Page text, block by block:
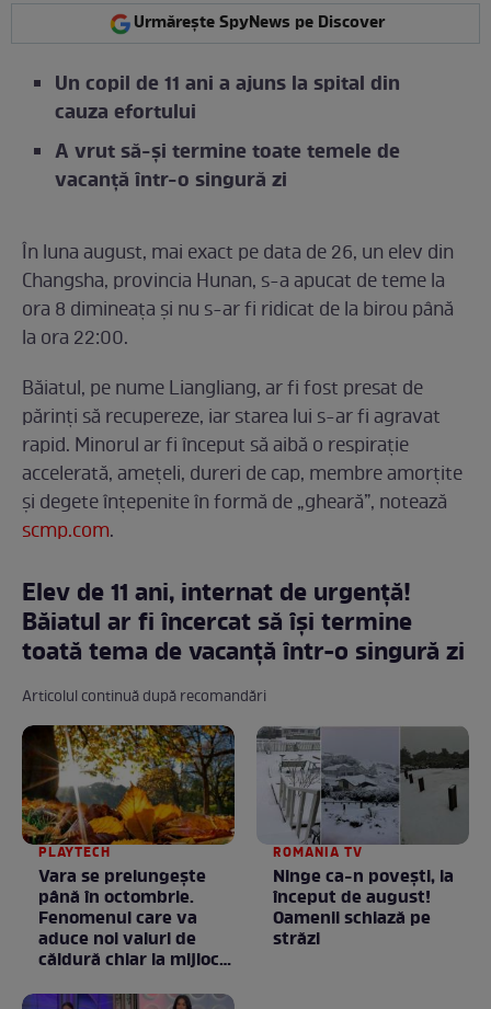
Urmărește SpyNews pe Discover
Un copil de 11 ani a ajuns la spital din
cauza efortului
A vrut să-și termine toate temele de
vacanță într-o singură zi
În luna august, mai exact pe data de 26, un elev din
Changsha, provincia Hunan, s-a apucat de teme la
ora 8 dimineața și nu s-ar fi ridicat de la birou până
la ora 22:00.
Băiatul, pe nume Liangliang, ar fi fost presat de
părinți să recupereze, iar starea lui s-ar fi agravat
rapid. Minorul ar fi început să aibă o respirație
accelerată, amețeli, dureri de cap, membre amorțite
și degete înțepenite în formă de „gheară”, notează
scmp.com.
Elev de 11 ani, internat de urgență!
Băiatul ar fi încercat să își termine
toată tema de vacanță într-o singură zi
Articolul continuă după recomandări
PLAYTECH
Vara se prelungeşte
până în octombrie.
Fenomenul care va
aduce noi valuri de
căldură chiar la mijlocul
ROMANIA TV
Ninge ca-n povești, la
început de august!
Oamenii schiază pe
străzi